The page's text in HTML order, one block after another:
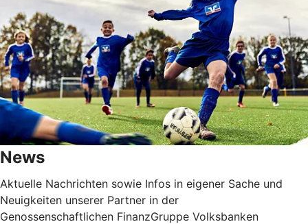
News
Aktuelle Nachrichten sowie Infos in eigener Sache und
Neuigkeiten unserer Partner in der
Genossenschaftlichen FinanzGruppe Volksbanken